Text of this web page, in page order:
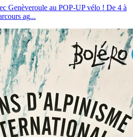
Genèveroule au POP-UP vélo ! De 4 à
ag...